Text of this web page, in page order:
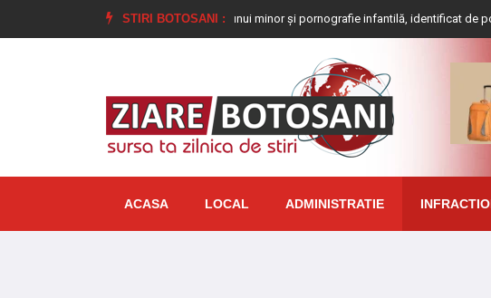
STIRI BOTOSANI :
închisoare pentru viol asupra unui minor și pornografie infantilă, identificat de polițiști
ACASA LOCAL ADMINISTRATIE